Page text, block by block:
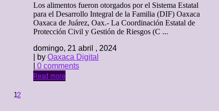
Los alimentos fueron otorgados por el Sistema Estatal
para el Desarrollo Integral de la Familia (DIF) Oaxaca
Oaxaca de Juárez, Oax.- La Coordinación Estatal de
Protección Civil y Gestión de Riesgos (C ...
domingo, 21 abril , 2024
| by Oaxaca Digital
0 comments
Read more
12